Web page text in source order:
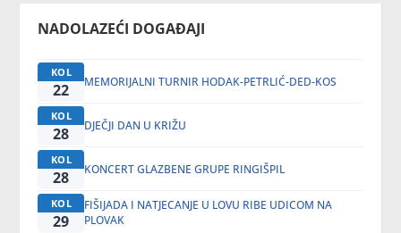
NADOLAZEĆI DOGAĐAJI
KOL
22 MEMORIJALNI TURNIR HODAK-PETRLIĆ-DED-KOS
KOL
28 DJEČJI DAN U KRIŽU
KOL
28 KONCERT GLAZBENE GRUPE RINGIŠPIL
KOL
29
FIŠIJADA I NATJECANJE U LOVU RIBE UDICOM NA
PLOVAK